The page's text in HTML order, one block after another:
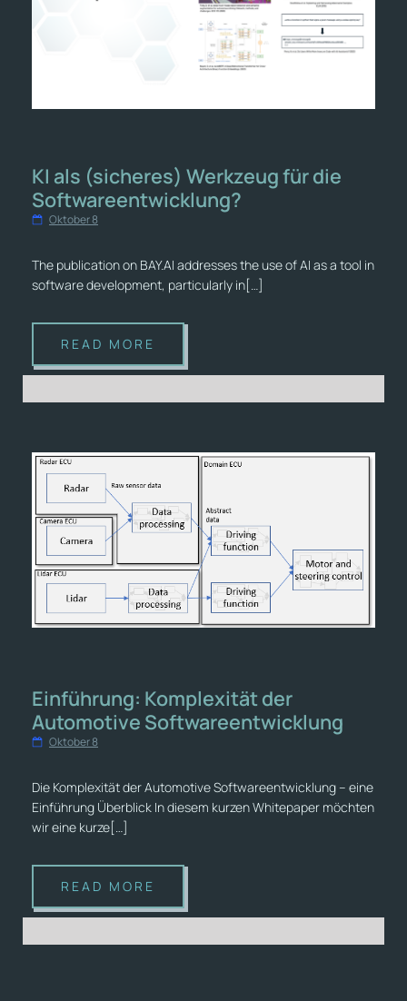
KI als (sicheres) Werkzeug für die
Softwareentwicklung?
Oktober 8
The publication on BAY.AI addresses the use of AI as a tool in
software development, particularly in[…]
READ MORE
Einführung: Komplexität der
Automotive Softwareentwicklung
Oktober 8
Die Komplexität der Automotive Softwareentwicklung – eine
Einführung Überblick In diesem kurzen Whitepaper möchten
wir eine kurze[…]
READ MORE